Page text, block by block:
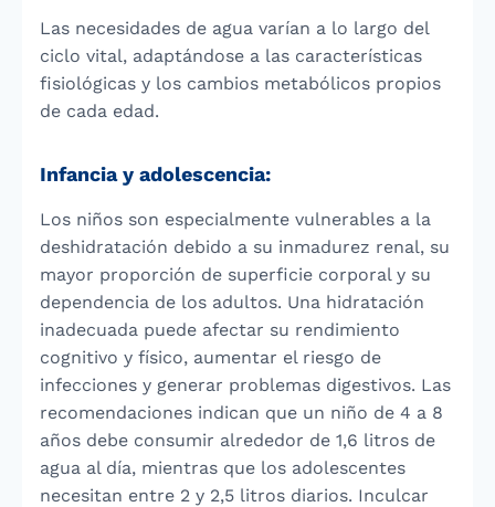
Las necesidades de agua varían a lo largo del
ciclo vital, adaptándose a las características
fisiológicas y los cambios metabólicos propios
de cada edad.
Infancia y adolescencia:
Los niños son especialmente vulnerables a la
deshidratación debido a su inmadurez renal, su
mayor proporción de superficie corporal y su
dependencia de los adultos. Una hidratación
inadecuada puede afectar su rendimiento
cognitivo y físico, aumentar el riesgo de
infecciones y generar problemas digestivos. Las
recomendaciones indican que un niño de 4 a 8
años debe consumir alrededor de 1,6 litros de
agua al día, mientras que los adolescentes
necesitan entre 2 y 2,5 litros diarios. Inculcar